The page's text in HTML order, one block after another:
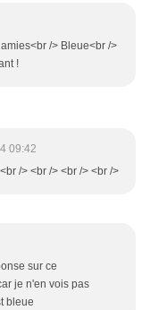
/> Bleue<br />
!
09:42
/> <br /> <br /> <br />
sur ce
je n'en vois pas
bleue